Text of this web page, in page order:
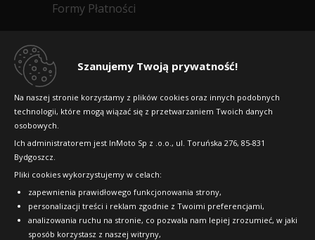
Szanujemy Twoją prywatność!
Na naszej stronie korzystamy z plików cookies oraz innych podobnych
technologii, które mogą wiązać się z przetwarzaniem Twoich danych
osobowych.
Ich administratorem jest InMoto Sp z .o.o., ul. Toruńska 276, 85-831
Bydgoszcz.
Pliki cookies wykorzystujemy w celach:
zapewnienia prawidłowego funkcjonowania strony,
personalizacji treści i reklam zgodnie z Twoimi preferencjami,
analizowania ruchu na stronie, co pozwala nam lepiej zrozumieć, w jaki
sposób korzystasz z naszej witryny,
Formy Płatności
Dlaczego warto kupić w 24opony.pl
Raty
FAQ
OFICJALNY PARTNER